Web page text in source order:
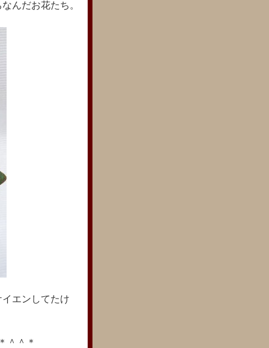
んだお花たち。
エンしてたけ
＾＊